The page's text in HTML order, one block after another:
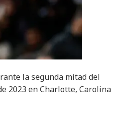
la segunda mitad del
2023 en Charlotte, Carolina